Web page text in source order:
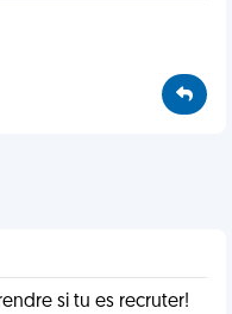
si tu es recruter!